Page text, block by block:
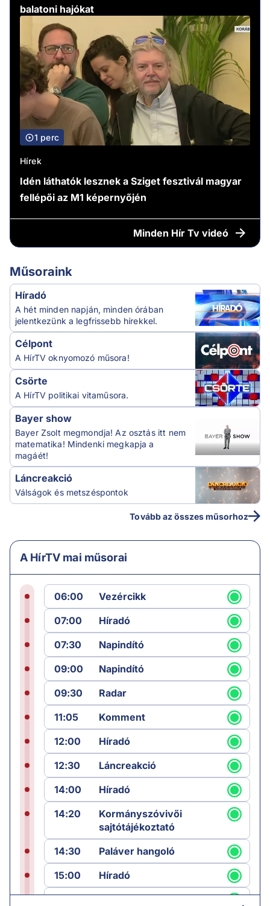
balatoni hajókat
1 perc
Hírek
Idén láthatók lesznek a Sziget fesztivál magyar
fellépői az M1 képernyőjén
Minden Hír Tv videó
Műsoraink
Híradó
A hét minden napján, minden órában
jelentkezünk a legfrissebb hírekkel.
Célpont
A HírTV oknyomozó műsora!
Csörte
A HírTV politikai vitaműsora.
Bayer show
Bayer Zsolt megmondja! Az osztás itt nem
matematika! Mindenki megkapja a
magáét!
Láncreakció
Válságok és metszéspontok
Tovább az összes műsorhoz
A HírTV mai műsorai
06:00
Vezércikk
07:00
Híradó
07:30
Napindító
09:00
Napindító
09:30
Radar
11:05
Komment
12:00
Híradó
12:30
Láncreakció
14:00
Híradó
14:20
Kormányszóvivői
sajtótájékoztató
14:30
Paláver hangoló
15:00
Híradó